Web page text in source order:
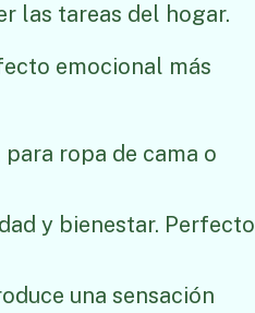
las tareas del hogar.
emocional más
ropa de cama o
y bienestar. Perfecto
una sensación